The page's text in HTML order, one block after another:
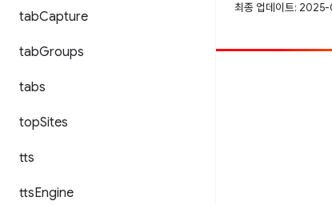
tabCapture
tabGroups
tabs
topSites
tts
ttsEngine
최종 업데이트:
참여
공개된 문제 보기